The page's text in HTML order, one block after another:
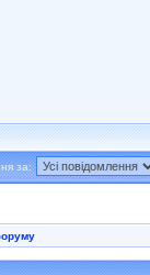
за: